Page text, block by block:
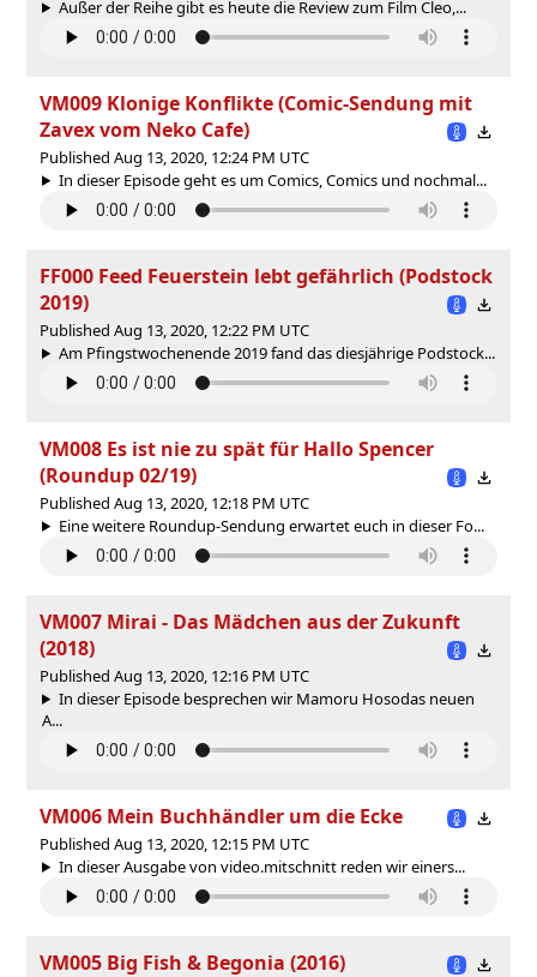
Außer der Reihe gibt es heute die Review zum Film Cleo,...
VM009 Klonige Konflikte (Comic-Sendung mit
Zavex vom Neko Cafe)
Published Aug 13, 2020, 12:24 PM UTC
In dieser Episode geht es um Comics, Comics und nochmal...
FF000 Feed Feuerstein lebt gefährlich (Podstock
2019)
Published Aug 13, 2020, 12:22 PM UTC
Am Pfingstwochenende 2019 fand das diesjährige Podstock...
VM008 Es ist nie zu spät für Hallo Spencer
(Roundup 02/19)
Published Aug 13, 2020, 12:18 PM UTC
Eine weitere Roundup-Sendung erwartet euch in dieser Fo...
VM007 Mirai - Das Mädchen aus der Zukunft
(2018)
Published Aug 13, 2020, 12:16 PM UTC
In dieser Episode besprechen wir Mamoru Hosodas neuen
A...
VM006 Mein Buchhändler um die Ecke
Published Aug 13, 2020, 12:15 PM UTC
In dieser Ausgabe von video.mitschnitt reden wir einers...
VM005 Big Fish & Begonia (2016)